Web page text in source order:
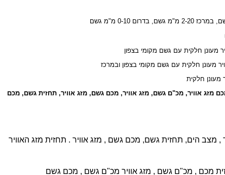
מזג אוויר, מכ"ם גשם, מזג אוויר, מכם גשם, מזג אוויר, תחזית גשם, מכם
, מצב הים, תחזית גשם, מכם גשם , מזג אוויר . תחזית מזג האוויר
מכם , מכ"ם גשם , מזג אוויר מכ"ם גשם , מכם גשם